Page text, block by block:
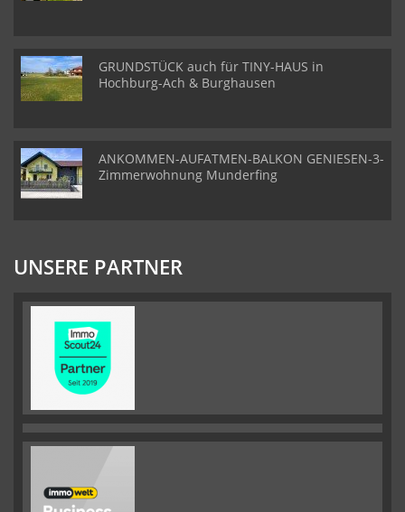
GRUNDSTÜCK auch für TINY-HAUS in
Hochburg-Ach & Burghausen
ANKOMMEN-AUFATMEN-BALKON GENIESEN-3-
Zimmerwohnung Munderfing
UNSERE PARTNER